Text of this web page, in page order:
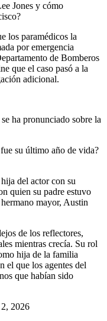
Jones y cómo
los paramédicos la
por emergencia
de Bomberos
que el caso pasó a la
adicional.
ha pronunciado sobre la
su último año de vida?
del actor con su
quien su padre estuvo
mayor, Austin
de los reflectores,
mientras crecía. Su rol
hija de la familia
el que los agentes del
que habían sido
2026